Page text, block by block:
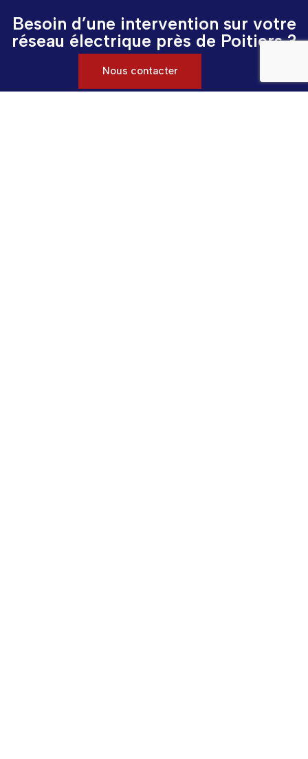
Besoin d’une intervention sur votre
réseau électrique près de Poitiers ?
Nous contacter